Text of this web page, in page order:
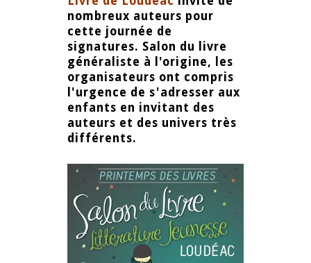
nombreux auteurs pour
cette journée de
signatures. Salon du livre
généraliste à l'origine, les
organisateurs ont compris
l'urgence de s'adresser aux
enfants en invitant des
auteurs et des univers très
différents.